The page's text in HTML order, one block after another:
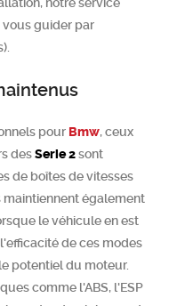
guider par
pour Bmw, ceux
desSerie 2sont
de boîtes de vitesses
également
le véhicule en est
de ces modes
potentiel du moteur.
comme l'ABS, l'ESP